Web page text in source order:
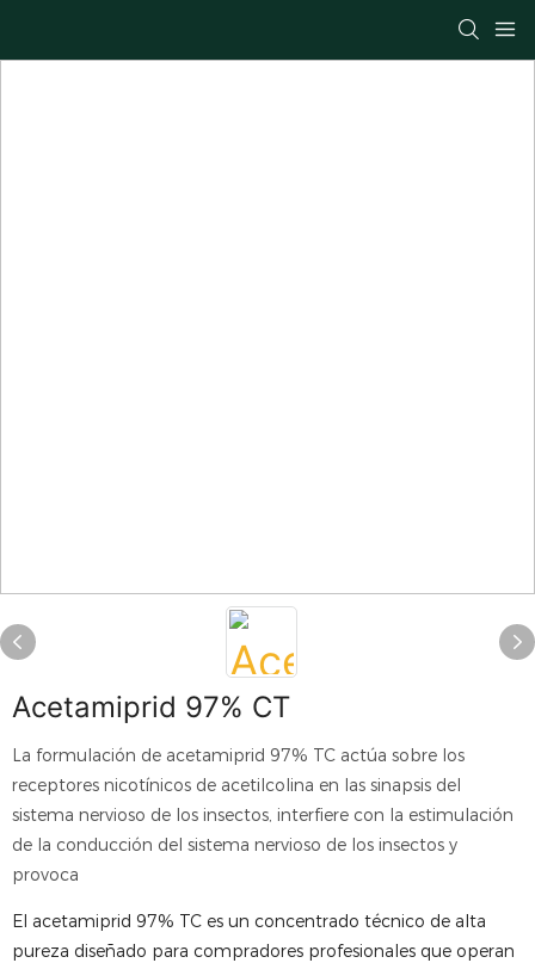
Acetamiprid 97% CT
La formulación de acetamiprid 97% TC actúa sobre los
receptores nicotínicos de acetilcolina en las sinapsis del
sistema nervioso de los insectos, interfiere con la estimulación
de la conducción del sistema nervioso de los insectos y
provoca
El acetamiprid 97% TC es un concentrado técnico de alta
pureza diseñado para compradores profesionales que operan